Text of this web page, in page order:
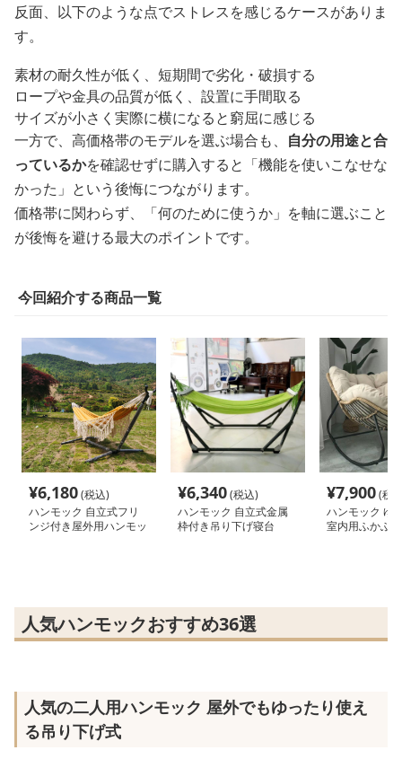
反面、以下のような点でストレスを感じるケースがありま
す。
素材の耐久性が低く、短期間で劣化・破損する
ロープや金具の品質が低く、設置に手間取る
サイズが小さく実際に横になると窮屈に感じる
一方で、高価格帯のモデルを選ぶ場合も、 自分の用途と合
っているかを確認せずに購入すると「機能を使いこなせな
かった」という後悔につながります。
価格帯に関わらず、「何のために使うか」を軸に選ぶこと
が後悔を避ける最大のポイントです。
今回紹介する商品一覧
¥6,180(税込)
ハンモック 自立式フリ
ンジ付き屋外用ハンモッ
¥6,340(税込)
ハンモック 自立式金属
枠付き吊り下げ寝台
¥7,900(税
ハンモック ゆ
室内用ふかふ
人気ハンモックおすすめ36選
人気の二人用ハンモック 屋外でもゆったり使え
る吊り下げ式